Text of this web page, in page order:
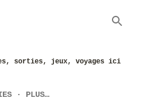
sorties, jeux, voyages ici
PLUS…